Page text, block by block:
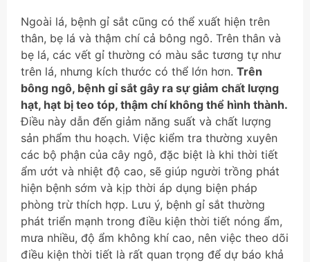
Ngoài lá, bệnh gỉ sắt cũng có thể xuất hiện trên
thân, bẹ lá và thậm chí cả bông ngô. Trên thân và
bẹ lá, các vết gỉ thường có màu sắc tương tự như
trên lá, nhưng kích thước có thể lớn hơn. Trên
bông ngô, bệnh gỉ sắt gây ra sự giảm chất lượng
hạt, hạt bị teo tóp, thậm chí không thể hình thành.
Điều này dẫn đến giảm năng suất và chất lượng
sản phẩm thu hoạch. Việc kiểm tra thường xuyên
các bộ phận của cây ngô, đặc biệt là khi thời tiết
ẩm ướt và nhiệt độ cao, sẽ giúp người trồng phát
hiện bệnh sớm và kịp thời áp dụng biện pháp
phòng trừ thích hợp. Lưu ý, bệnh gỉ sắt thường
phát triển mạnh trong điều kiện thời tiết nóng ẩm,
mưa nhiều, độ ẩm không khí cao, nên việc theo dõi
điều kiện thời tiết là rất quan trọng để dự báo khả